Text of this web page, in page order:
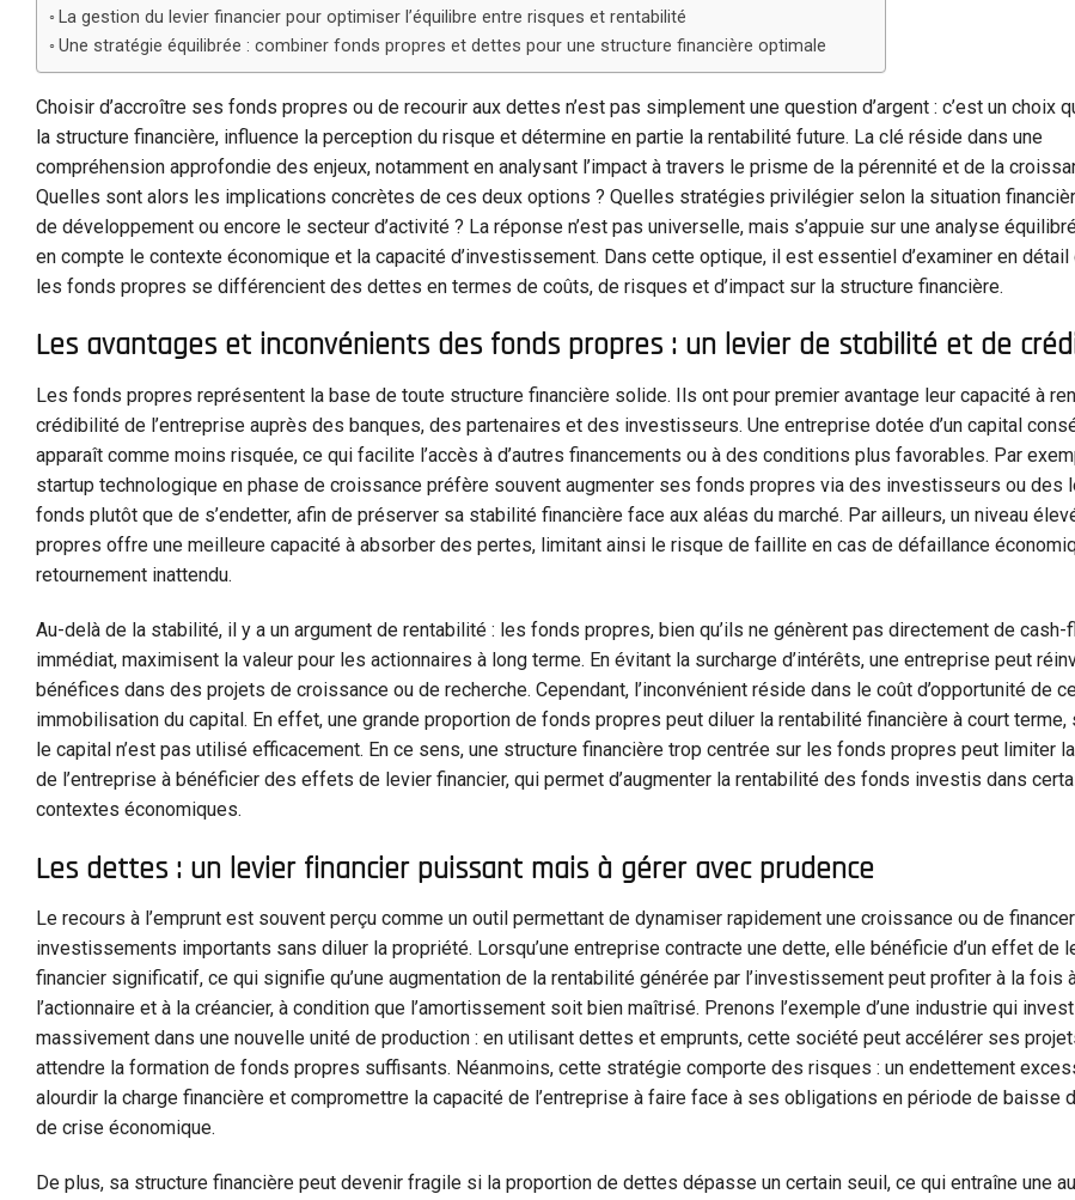
La gestion du levier financier pour optimiser l’équilibre entre risques et rentabilité
Une stratégie équilibrée : combiner fonds propres et dettes pour une structure financière optimale
Choisir d’accroître ses fonds propres ou de recourir aux dettes n’est pas simplement une question d’argent : c’est un choix
la structure financière, influence la perception du risque et détermine en partie la rentabilité future. La clé réside dans une
compréhension approfondie des enjeux, notamment en analysant l’impact à travers le prisme de la pérennité et de la
Quelles sont alors les implications concrètes de ces deux options ? Quelles stratégies privilégier selon la situation
de développement ou encore le secteur d’activité ? La réponse n’est pas universelle, mais s’appuie sur une analyse
en compte le contexte économique et la capacité d’investissement. Dans cette optique, il est essentiel d’examiner en détail
les fonds propres se différencient des dettes en termes de coûts, de risques et d’impact sur la structure financière.
Les avantages et inconvénients des fonds propres : un levier de stabilité et de
Les fonds propres représentent la base de toute structure financière solide. Ils ont pour premier avantage leur capacité à
crédibilité de l’entreprise auprès des banques, des partenaires et des investisseurs. Une entreprise dotée d’un capital
apparaît comme moins risquée, ce qui facilite l’accès à d’autres financements ou à des conditions plus favorables. Par
startup technologique en phase de croissance préfère souvent augmenter ses fonds propres via des investisseurs ou des
fonds plutôt que de s’endetter, afin de préserver sa stabilité financière face aux aléas du marché. Par ailleurs, un niveau
propres offre une meilleure capacité à absorber des pertes, limitant ainsi le risque de faillite en cas de défaillance
retournement inattendu.
Au-delà de la stabilité, il y a un argument de rentabilité : les fonds propres, bien qu’ils ne génèrent pas directement de cash-
immédiat, maximisent la valeur pour les actionnaires à long terme. En évitant la surcharge d’intérêts, une entreprise peut
bénéfices dans des projets de croissance ou de recherche. Cependant, l’inconvénient réside dans le coût d’opportunité de
immobilisation du capital. En effet, une grande proportion de fonds propres peut diluer la rentabilité financière à court terme,
le capital n’est pas utilisé efficacement. En ce sens, une structure financière trop centrée sur les fonds propres peut limiter
de l’entreprise à bénéficier des effets de levier financier, qui permet d’augmenter la rentabilité des fonds investis dans
contextes économiques.
Les dettes : un levier financier puissant mais à gérer avec prudence
Le recours à l’emprunt est souvent perçu comme un outil permettant de dynamiser rapidement une croissance ou de
investissements importants sans diluer la propriété. Lorsqu’une entreprise contracte une dette, elle bénéficie d’un effet de
financier significatif, ce qui signifie qu’une augmentation de la rentabilité générée par l’investissement peut profiter à la fois
l’actionnaire et à la créancier, à condition que l’amortissement soit bien maîtrisé. Prenons l’exemple d’une industrie qui
massivement dans une nouvelle unité de production : en utilisant dettes et emprunts, cette société peut accélérer ses
attendre la formation de fonds propres suffisants. Néanmoins, cette stratégie comporte des risques : un endettement
alourdir la charge financière et compromettre la capacité de l’entreprise à faire face à ses obligations en période de baisse
de crise économique.
De plus, sa structure financière peut devenir fragile si la proportion de dettes dépasse un certain seuil, ce qui entraîne une